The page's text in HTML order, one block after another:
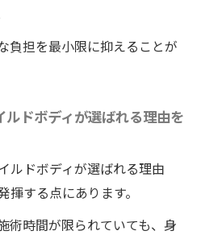
負担を最小限に抑えることが
ドボディが選ばれる理由を
ルドボディが選ばれる理由
する点にあります。
術時間が限られていても、身